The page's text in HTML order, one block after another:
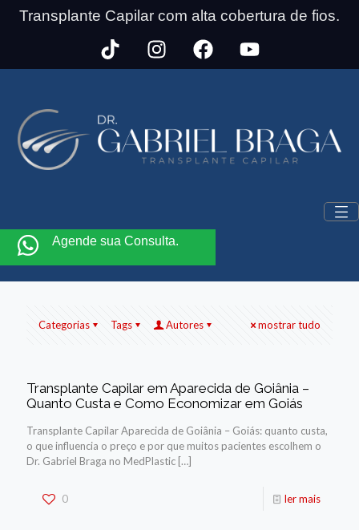
Transplante Capilar com alta cobertura de fios.
Agende sua Consulta.
Categorias Tags Autores mostrar tudo
Transplante Capilar em Aparecida de Goiânia –
Quanto Custa e Como Economizar em Goiás
Transplante Capilar Aparecida de Goiânia – Goiás: quanto custa,
o que influencia o preço e por que muitos pacientes escolhem o
Dr. Gabriel Braga no MedPlastic […]
0 ler mais